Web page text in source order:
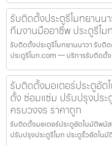
รับติดตั้งประตูรีโมทยานน
ทีมงานมืออาชีพ ประตูรีโ
รับติดตั้งประตูรีโมทยานนาวา รับ
ประตูรีโมท.com — บริการรับติดตั้
รับติดตั้งมอเตอร์ประตูอั
ตั้ง ซ่อมแซ่ม ปรับปรุงประ
ครบวงจร ราคาถูก
รับติดตั้งมอเตอร์ประตูอัตโนมัติพ
ปรับปรุงประตูรีโมท ประตูรั้วอัตโน